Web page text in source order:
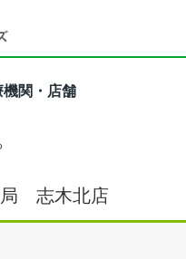
関・店舗
局 志木北店